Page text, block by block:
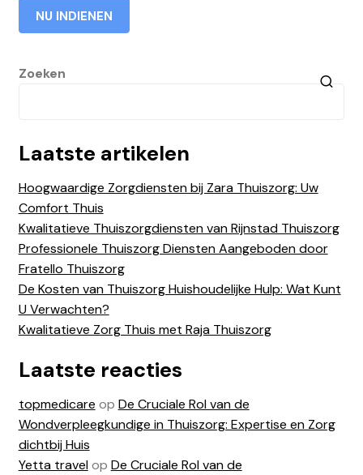
Zoeken
Laatste artikelen
Hoogwaardige Zorgdiensten bij Zara Thuiszorg: Uw
Comfort Thuis
Kwalitatieve Thuiszorgdiensten van Rijnstad Thuiszorg
Professionele Thuiszorg Diensten Aangeboden door
Fratello Thuiszorg
De Kosten van Thuiszorg Huishoudelijke Hulp: Wat Kunt
U Verwachten?
Kwalitatieve Zorg Thuis met Raja Thuiszorg
Laatste reacties
topmedicare op De Cruciale Rol van de
Wondverpleegkundige in Thuiszorg: Expertise en Zorg
dichtbij Huis
Yetta travelop De Cruciale Rol van de